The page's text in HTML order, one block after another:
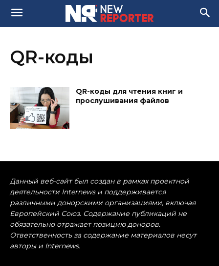
QR-коды
QR-коды для чтения книг и
прослушивания файлов
Данный веб-сайт был создан в рамках проектной
деятельности Internews и поддерживается
различными донорскими организациями, включая
Европейский Союз. Содержание публикаций не
обязательно отражает позицию доноров.
Ответственность за содержание материалов несут
авторы и Internews.